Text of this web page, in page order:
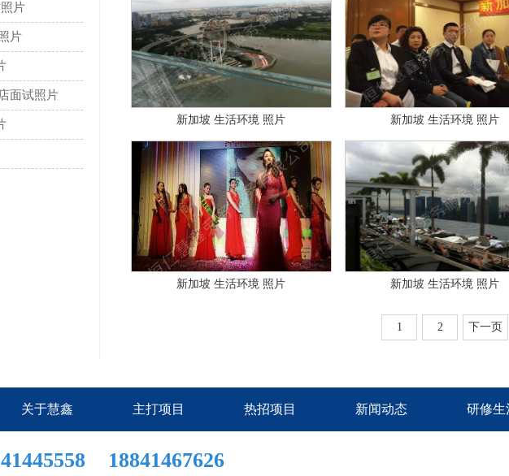
片
片
面试照片
新加坡 生活环境 照片 新加坡 生活环境 照片
新加坡 生活环境 照片 新加坡 生活环境 照片
1 2 下一页
关于慧鑫 主打项目 热招项目 新闻动态 研修生
18841467626